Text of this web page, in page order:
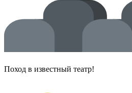
Поход в известный театр!